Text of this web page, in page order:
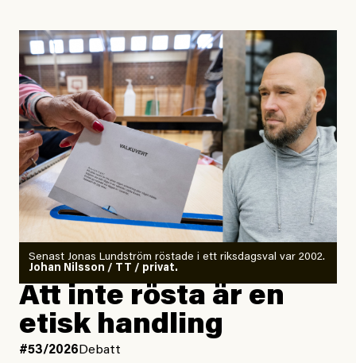
utpekas som israelisk infiltratör”. Enligt ingressen
handlar artikeln om en person vars ”bakgrund skapar
splittring och oro i rörelsen”. Problemet är att artikeln
skapar betydligt mer oro i palestinarörelsen – och den
oberoende vänstern – än den porträtterade personen
eller dess bakgrund.
Det finns en väldigt enkel regel inom alla politiska
rörelser när det gäller misstänkta infiltratörer:
Antingen har en bevis på att de är infiltratörer, och då
ska en gå ut med det så fort det bara går för att skydda
rörelsen. Eller så har en inga bevis, bara misstankar,
och då ska en efterforska diskret, just för att inte skapa
oro inom rörelsen.
Senast Jonas Lundström röstade i ett riksdagsval var 2002.
Johan Nilsson / TT / privat.
Att inte rösta är en
etisk handling
#53/2026 Debatt